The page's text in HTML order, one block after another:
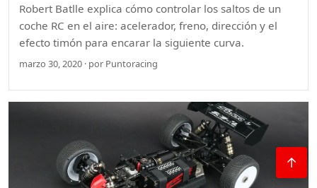
Robert Batlle explica cómo controlar los saltos de un
coche RC en el aire: acelerador, freno, dirección y el
efecto timón para encarar la siguiente curva.
marzo 30, 2020 · por Puntoracing
↑